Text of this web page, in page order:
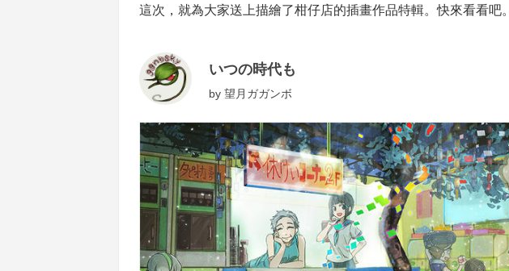
這次，就為大家送上描繪了柑仔店的插畫作品特輯。快來看看吧。
いつの時代も
by 望月ガガンボ